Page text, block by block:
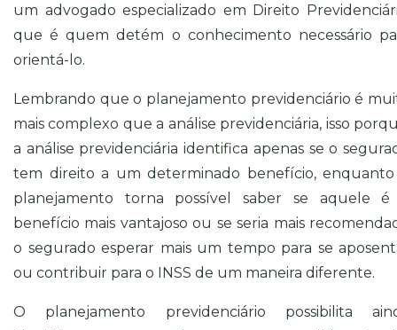
um advogado especializado em Direito
que é quem detém o conhecimento necessário
orientá-lo.
Lembrando que o planejamento previdenciário é
mais complexo que a análise previdenciária, isso
a análise previdenciária identifica apenas se o
tem direito a um determinado benefício,
planejamento torna possível saber se aquele
benefício mais vantajoso ou se seria mais
o segurado esperar mais um tempo para se
ou contribuir para o INSS de um maneira diferente.
O planejamento previdenciário possibilita